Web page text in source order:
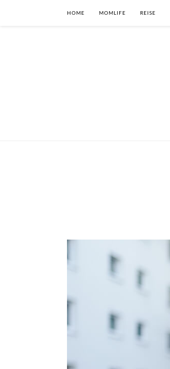
HOME MOMLIFE REISE